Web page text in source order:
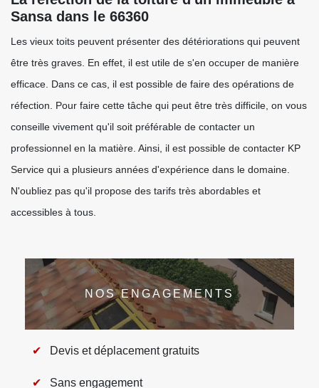
Sansa dans le 66360
Les vieux toits peuvent présenter des détériorations qui peuvent
être très graves. En effet, il est utile de s'en occuper de manière
efficace. Dans ce cas, il est possible de faire des opérations de
réfection. Pour faire cette tâche qui peut être très difficile, on vous
conseille vivement qu'il soit préférable de contacter un
professionnel en la matière. Ainsi, il est possible de contacter KP
Service qui a plusieurs années d'expérience dans le domaine.
N'oubliez pas qu'il propose des tarifs très abordables et
accessibles à tous.
NOS ENGAGEMENTS
Devis et déplacement gratuits
Sans engagement